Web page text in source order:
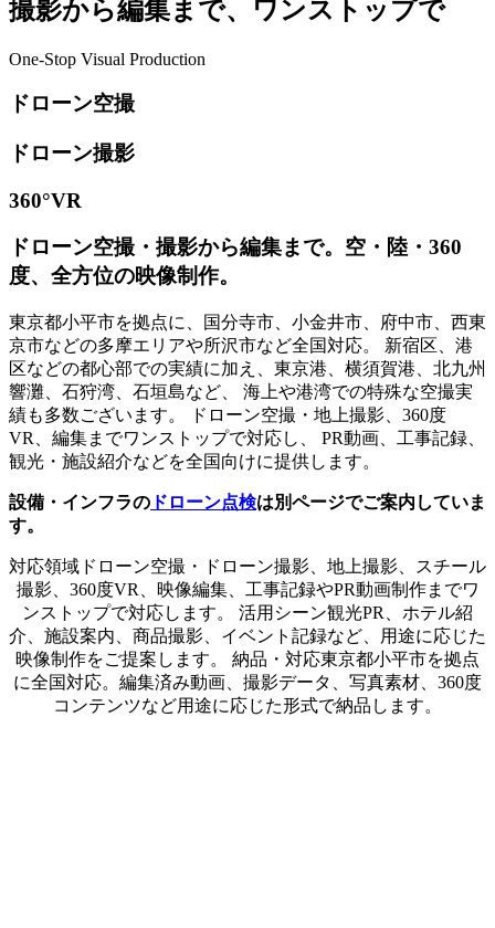
撮影から編集まで、ワンストップで
One-Stop Visual Production
ドローン空撮
ドローン撮影
360°VR
ドローン空撮・撮影から編集まで。空・陸・360
度、全方位の映像制作。
東京都小平市を拠点に、国分寺市、小金井市、府中市、西東
京市などの多摩エリアや所沢市など全国対応。 新宿区、港
区などの都心部での実績に加え、東京港、横須賀港、北九州
響灘、石狩湾、石垣島など、 海上や港湾での特殊な空撮実
績も多数ございます。 ドローン空撮・地上撮影、360度
VR、編集までワンストップで対応し、 PR動画、工事記録、
観光・施設紹介などを全国向けに提供します。
設備・インフラの ドローン点検は別ページでご案内していま
す。
対応領域ドローン空撮・ドローン撮影、地上撮影、スチール
撮影、360度VR、映像編集、工事記録やPR動画制作までワ
ンストップで対応します。 活用シーン観光PR、ホテル紹
介、施設案内、商品撮影、イベント記録など、用途に応じた
映像制作をご提案します。 納品・対応東京都小平市を拠点
に全国対応。編集済み動画、撮影データ、写真素材、360度
コンテンツなど用途に応じた形式で納品します。